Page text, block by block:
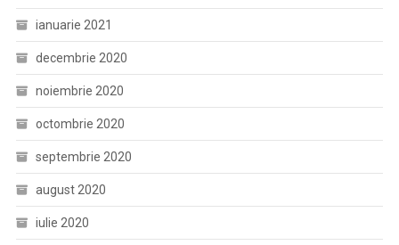
ianuarie 2021
decembrie 2020
noiembrie 2020
octombrie 2020
septembrie 2020
august 2020
iulie 2020